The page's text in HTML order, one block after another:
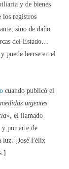
y de bienes
los registros
sino de daño
del Estado…
y puede leerse en el
cuando publicó el
urgentes
, el llamado
y por arte de
luz. [José Félix